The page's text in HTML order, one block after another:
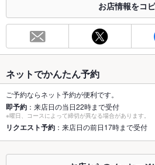
総席数
21席(昼も夜も普段使いに重
容人数
個室 なし
座敷 なし
掘りごたつ なし
お店情報をコ
ネットでかんたん予約
ご予約ならネット予約が便利です。
即予約 ：来店日の当日22時まで受付
※曜日、コースによって締切が異なる場合があります。
リクエスト予約 ：来店日の前日17時まで受付